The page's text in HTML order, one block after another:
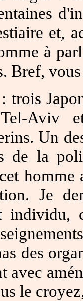
et,
à
Bref,
trois
Aviv
Un
de la
Je
individu,
des
avec
le